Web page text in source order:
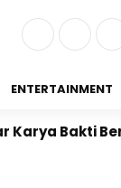
ENTERTAINMENT
Bersihkan